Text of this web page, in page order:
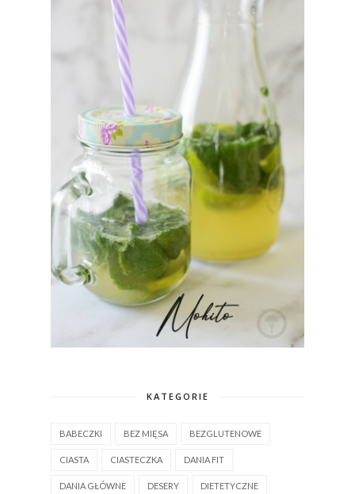
KATEGORIE
BABECZKI BEZ MIĘSA BEZGLUTENOWE
CIASTA CIASTECZKA DANIA FIT
DANIA GŁÓWNE DESERY DIETETYCZNE